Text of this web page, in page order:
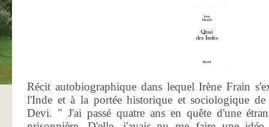
Récit autobiographique dans lequel Irène Frain
l'Inde et à la portée historique et sociologique
Devi. " J'ai passé quatre ans en quête d'une